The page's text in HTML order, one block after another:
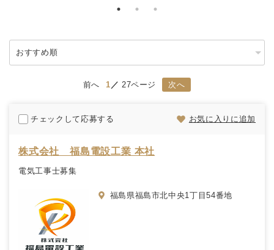
前へ 1 27ページ 次へ
チェックして応募する お気に入りに追加
株式会社 福島電設工業 本社
電気工事士募集
福島県福島市北中央1丁目54番地